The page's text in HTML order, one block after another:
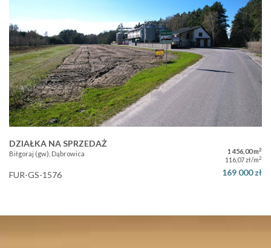
DZIAŁKA NA SPRZEDAŻ
Biłgoraj (gw), Dąbrowica 1 456,00 m2
116,07 zł/m2
FUR-GS-1576 169 000 zł